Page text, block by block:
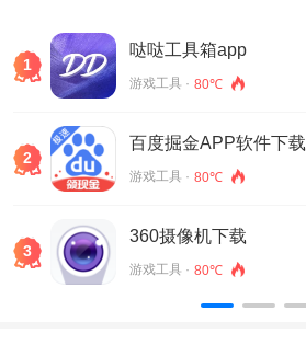
1
哒哒工具箱app
游戏工具 · 80℃
2
百度掘金APP软件下载
游戏工具 · 80℃
3
360摄像机下载
游戏工具 · 80℃